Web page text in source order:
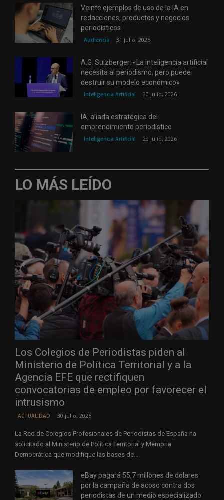
Veinte ejemplos de uso de la IA en
redacciones, productos y negocios
periodísticos
Audiencia 31 julio, 2026
A.G. Sulzberger: «La inteligencia artificial
necesita al periodismo, pero puede
destruir su modelo económico»
Inteligencia Artificial 30 julio, 2026
IA, aliada estratégica del
emprendimiento periodístico
Inteligencia Artificial 29 julio, 2026
LO MÁS LEÍDO
Los Colegios de Periodistas piden al
Ministerio de Política Territorial y a la
Agencia EFE que rectifiquen
convocatorias de empleo por favorecer el
intrusismo
ACTUALIDAD 30 julio, 2026
La Red de Colegios Profesionales de Periodistas de España ha
solicitado al Ministerio de Política Territorial y Memoria
Democrática que modifique las bases de...
eBay pagará 55,7 millones de dólares
por la campaña de acoso contra dos
periodistas de un medio especializado